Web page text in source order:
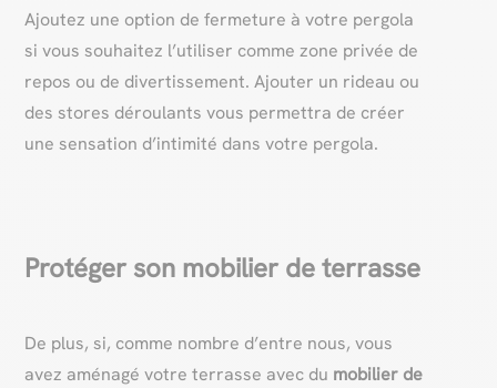
Ajoutez une option de fermeture à votre pergola
si vous souhaitez l’utiliser comme zone privée de
repos ou de divertissement. Ajouter un rideau ou
des stores déroulants vous permettra de créer
une sensation d’intimité dans votre pergola.
Protéger son mobilier de terrasse
De plus, si, comme nombre d’entre nous, vous
avez aménagé votre terrasse avec du mobilier de